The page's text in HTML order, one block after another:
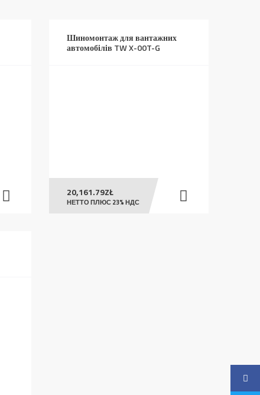
Шиномонтаж для вантажних
автомобілів TW X-00T-G
20,161.79ZŁ
НЕТТО ПЛЮС 23% НДС